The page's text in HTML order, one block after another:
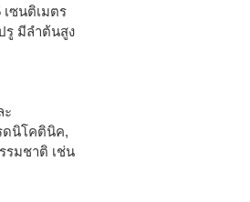
ซนติเมตร
รู มีลำต้นสูง
ะ
ดนิโคตินิค,
รมชาติ เช่น